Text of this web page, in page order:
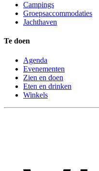
Campings
Groepsaccommodaties
Jachthaven
Te doen
Agenda
Evenementen
Zien en doen
Eten en drinken
Winkels